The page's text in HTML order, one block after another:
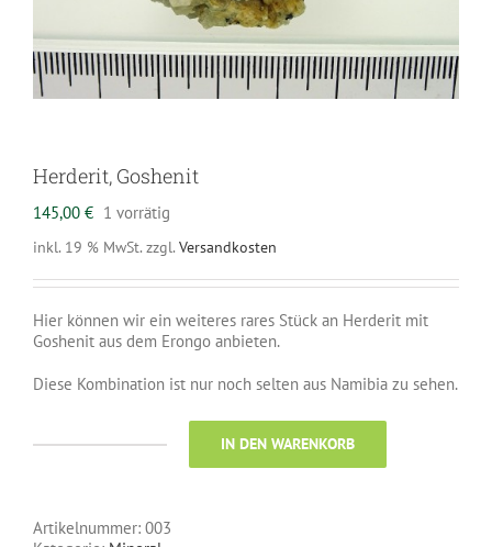
Herderit, Goshenit
145,00 € 1 vorrätig
inkl. 19 % MwSt. zzgl. Versandkosten
Hier können wir ein weiteres rares Stück an Herderit mit
Goshenit aus dem Erongo anbieten.
Diese Kombination ist nur noch selten aus Namibia zu sehen.
IN DEN WARENKORB
Artikelnummer: 003